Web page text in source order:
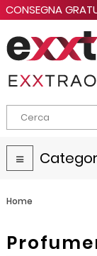
CONSEGNA
Navigazione
Toggle
Home